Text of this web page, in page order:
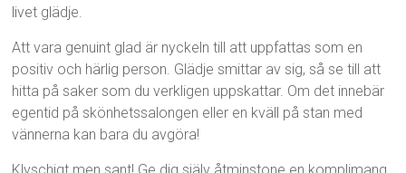
livet glädje.
Att vara genuint glad är nyckeln till att uppfattas som en
positiv och härlig person. Glädje smittar av sig, så se till att
hitta på saker som du verkligen uppskattar. Om det innebär
egentid på skönhetssalongen eller en kväll på stan med
vännerna kan bara du avgöra!